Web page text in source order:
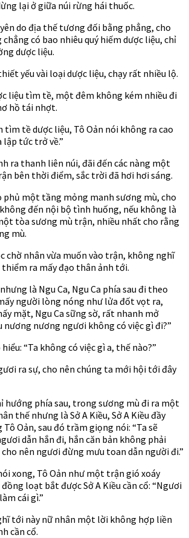
lại ở giữa núi rừng hái thuốc.
do địa thế tương đối bằng phẳng, cho
có bao nhiêu quý hiếm dược liệu, chỉ
dược liệu.
yếu vài loại dược liệu, chạy rất nhiều lộ.
liệu tìm tề, một đêm không kém nhiều đi
hồ tái nhợt.
tìm tề dược liệu, Tô Oản nói không ra cao
lập tức trở về.”
ra thanh liên núi, đãi đến các nàng một
bên thời điểm, sắc trời đã hơi hơi sáng.
phủ một tầng mỏng manh sương mù, cho
đến nội bộ tình huống, nếu không là
tòa sương mù trận, nhiều nhất cho rằng
mù.
chờ nhân vừa muốn vào trận, không nghĩ
ra mấy đạo thân ảnh tới.
là Ngu Ca, Ngu Ca phía sau đi theo
người lòng nóng như lửa đốt vọt ra,
mặt, Ngu Ca sững sờ, rất nhanh mở
nương nương ngươi không có việc gì đi?”
“Ta không có việc gì a, thế nào?”
ra sự, cho nên chúng ta mới hội tới đây
hướng phía sau, trong sương mù đi ra một
thế nhưng là Sở A Kiều, Sở A Kiều đầy
Oản, sau đó trầm giọng nói: “Ta sẽ
dẫn hắn đi, hắn căn bản không phải
nên ngươi đừng mưu toan dẫn người đi.”
xong, Tô Oản như một trận gió xoáy
loạt bắt được Sở A Kiều cần cổ: “Ngươi
cái gì.”
tới này nữ nhân một lời không hợp liền
cần cổ.